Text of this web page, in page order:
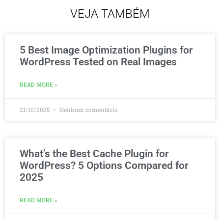
VEJA TAMBÉM
5 Best Image Optimization Plugins for
WordPress Tested on Real Images
READ MORE »
21/10/2025 Nenhum comentário
What’s the Best Cache Plugin for
WordPress? 5 Options Compared for
2025
READ MORE »